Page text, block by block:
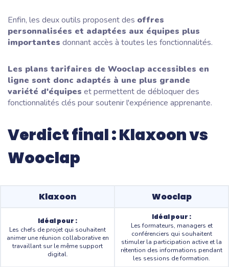
Enfin, les deux outils proposent des offres
personnalisées et adaptées aux équipes plus
importantes donnant accès à toutes les fonctionnalités.
Les plans tarifaires de Wooclap accessibles en
ligne sont donc adaptés à une plus grande
variété d'équipes et permettent de débloquer des
fonctionnalités clés pour soutenir l'expérience apprenante.
Verdict final : Klaxoon vs
Wooclap
Klaxoon Wooclap
Idéal pour :
Les chefs de projet qui souhaitent
animer une réunion collaborative en
travaillant sur le même support
digital.
Idéal pour :
Les formateurs, managers et
conférenciers qui souhaitent
stimuler la participation active et la
rétention des informations pendant
les sessions de formation.